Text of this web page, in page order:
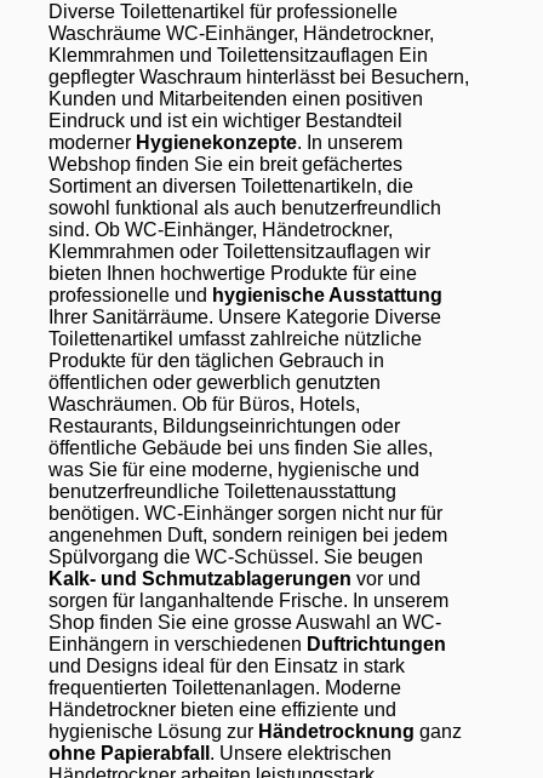
Diverse Toilettenartikel für professionelle
Waschräume WC-Einhänger, Händetrockner,
Klemmrahmen und Toilettensitzauflagen Ein
gepflegter Waschraum hinterlässt bei Besuchern,
Kunden und Mitarbeitenden einen positiven
Eindruck und ist ein wichtiger Bestandteil
moderner Hygienekonzepte. In unserem
Webshop finden Sie ein breit gefächertes
Sortiment an diversen Toilettenartikeln, die
sowohl funktional als auch benutzerfreundlich
sind. Ob WC-Einhänger, Händetrockner,
Klemmrahmen oder Toilettensitzauflagen wir
bieten Ihnen hochwertige Produkte für eine
professionelle und hygienische Ausstattung
Ihrer Sanitärräume. Unsere Kategorie Diverse
Toilettenartikel umfasst zahlreiche nützliche
Produkte für den täglichen Gebrauch in
öffentlichen oder gewerblich genutzten
Waschräumen. Ob für Büros, Hotels,
Restaurants, Bildungseinrichtungen oder
öffentliche Gebäude bei uns finden Sie alles,
was Sie für eine moderne, hygienische und
benutzerfreundliche Toilettenausstattung
benötigen. WC-Einhänger sorgen nicht nur für
angenehmen Duft, sondern reinigen bei jedem
Spülvorgang die WC-Schüssel. Sie beugen
Kalk- und Schmutzablagerungen vor und
sorgen für langanhaltende Frische. In unserem
Shop finden Sie eine grosse Auswahl an WC-
Einhängern in verschiedenen Duftrichtungen
und Designs ideal für den Einsatz in stark
frequentierten Toilettenanlagen. Moderne
Händetrockner bieten eine effiziente und
hygienische Lösung zur Händetrocknung ganz
ohne Papierabfall . Unsere elektrischen